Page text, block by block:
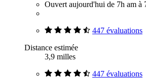
Ouvert aujourd'hui de 7h am à
447 évaluations
Distance estimée
3,9 milles
447 évaluations